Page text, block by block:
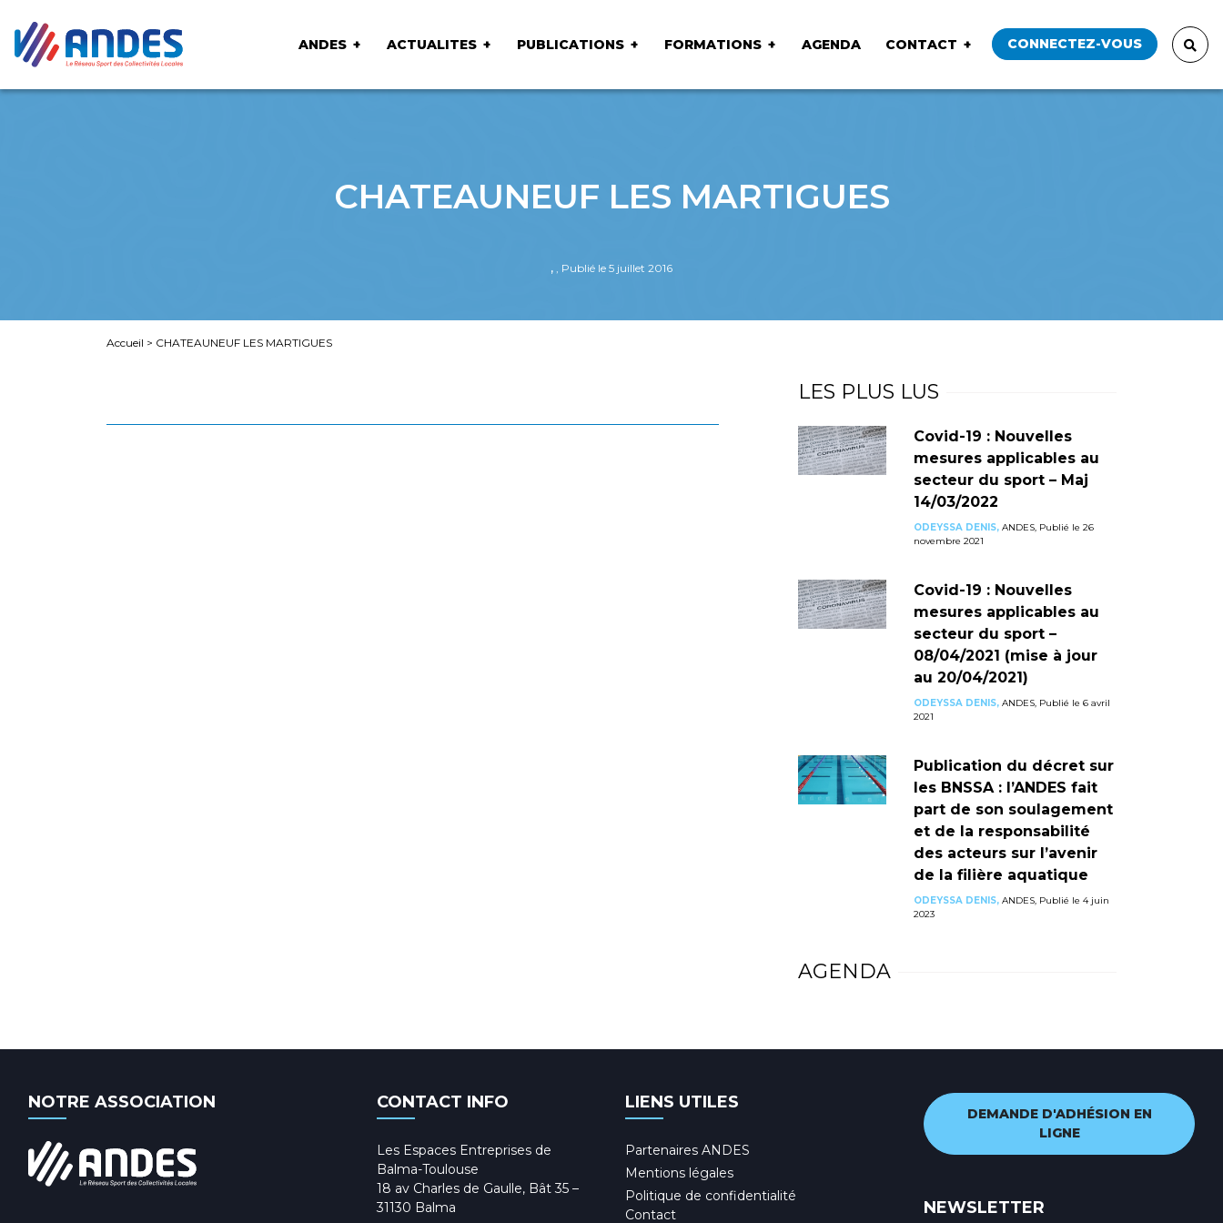
ANDES ACTUALITES PUBLICATIONS FORMATIONS AGENDA CONTACT CONNECTEZ-VOUS
CHATEAUNEUF LES MARTIGUES
, , Publié le 5 juillet 2016
Accueil > CHATEAUNEUF LES MARTIGUES
LES PLUS LUS
Covid-19 : Nouvelles
mesures applicables au
secteur du sport – Maj
14/03/2022
ODEYSSA DENIS,ANDES, Publié le 26
novembre 2021
Covid-19 : Nouvelles
mesures applicables au
secteur du sport –
08/04/2021 (mise à jour
au 20/04/2021)
ODEYSSA DENIS,ANDES, Publié le 6 avril
2021
Publication du décret sur
les BNSSA : l’ANDES fait
part de son soulagement
et de la responsabilité
des acteurs sur l’avenir
de la filière aquatique
ODEYSSA DENIS,ANDES, Publié le 4 juin
2023
AGENDA
NOTRE ASSOCIATION CONTACT INFO
Les Espaces Entreprises de
Balma-Toulouse
18 av Charles de Gaulle, Bât 35 –
31130 Balma
LIENS UTILES
Partenaires ANDES
Mentions légales
Politique de confidentialité
Contact
DEMANDE D'ADHÉSION EN
LIGNE
NEWSLETTER